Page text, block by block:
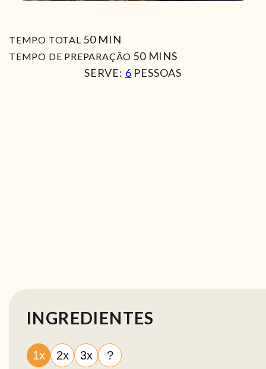
TEMPO TOTAL 50MIN
MIN
TEMPO DE PREPARAÇÃO 50MIN
MINS
SERVE: 6 PESSOAS
INGREDIENTES
1x 2x 3x ?